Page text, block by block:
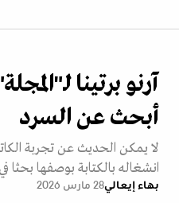
آرنو برتينا
أبحث عن السرد
انشغاله بالكتابة بوصفها
بهاء إيعالي28 مارس 2026